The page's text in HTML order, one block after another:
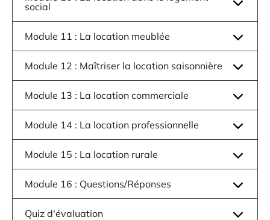
social
Module 11 : La location meublée
Module 12 : Maîtriser la location saisonnière
Module 13 : La location commerciale
Module 14 : La location professionnelle
Module 15 : La location rurale
Module 16 : Questions/Réponses
Quiz d'évaluation